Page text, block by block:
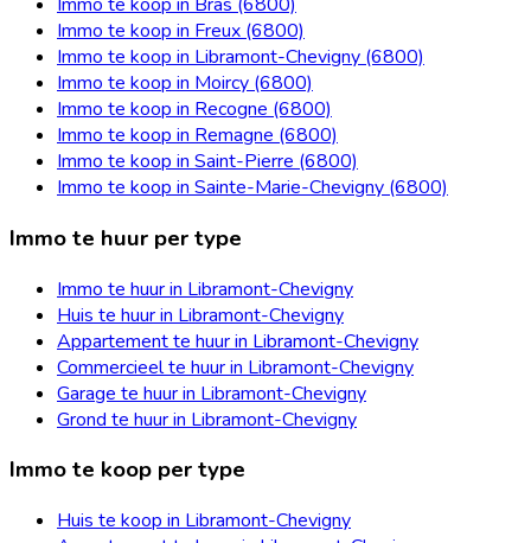
Immo te koop in Freux (6800)
Immo te koop in Libramont-Chevigny (6800)
Immo te koop in Moircy (6800)
Immo te koop in Recogne (6800)
Immo te koop in Remagne (6800)
Immo te koop in Saint-Pierre (6800)
Immo te koop in Sainte-Marie-Chevigny (6800)
Immo te huur per type
Immo te huur in Libramont-Chevigny
Huis te huur in Libramont-Chevigny
Appartement te huur in Libramont-Chevigny
Commercieel te huur in Libramont-Chevigny
Garage te huur in Libramont-Chevigny
Grond te huur in Libramont-Chevigny
Immo te koop per type
Huis te koop in Libramont-Chevigny